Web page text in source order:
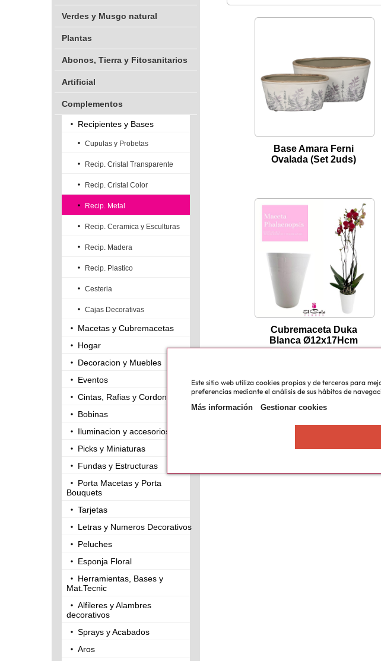
Verdes y Musgo natural
Plantas
Abonos, Tierra y Fitosanitarios
Artificial
Complementos
Recipientes y Bases
Cupulas y Probetas
Recip. Cristal Transparente
Recip. Cristal Color
Recip. Metal
Recip. Ceramica y Esculturas
Recip. Madera
Recip. Plastico
Cesteria
Cajas Decorativas
Macetas y Cubremacetas
Hogar
Decoracion y Muebles
Eventos
Cintas, Rafias y Cordones
Bobinas
Iluminacion y accesorios
Picks y Miniaturas
Fundas y Estructuras
Porta Macetas y Porta
Bouquets
Tarjetas
Letras y Numeros Decorativos
Peluches
Esponja Floral
Herramientas, Bases y
Mat.Tecnic
Alfileres y Alambres
decorativos
Sprays y Acabados
Aros
Base Amara Ferni
Ovalada (Set 2uds)
Cubremaceta Duka
Blanca Ø12x17Hcm
Este sitio web utiliza cookies propias y de terceros para
preferencias mediante el análisis de sus hábitos de
Más información
Gestionar cookies